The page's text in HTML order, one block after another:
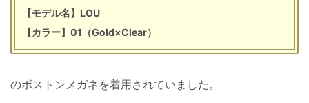
【モデル名】LOU
【カラー】01（Gold×Clear）
のボストンメガネを着用されていました。